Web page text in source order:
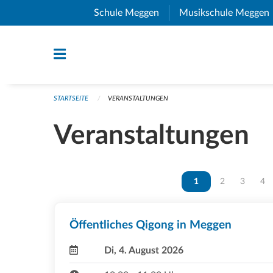
Navigation überspringen
Schule Meggen (External Link)
Musikschule Meggen
STARTSEITE VERANSTALTUNGEN
Veranstaltungen
Vous êtes sur la page
1 Vous êtes sur
2 Vous
3 4
Öffentliches Qigong in Meggen
Di, 4. August 2026